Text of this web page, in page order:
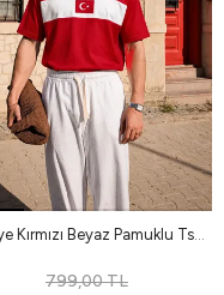
Türkiye Kırmızı Beyaz Pamuklu Tshirt
799,00 TL